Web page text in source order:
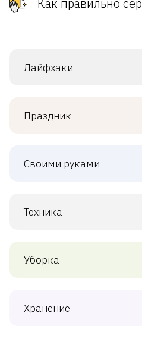
Лайфхаки
Праздник
Своими руками
Техника
Уборка
Хранение